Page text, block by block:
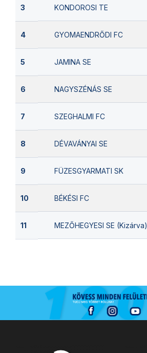
3 KONDOROSI TE
4 GYOMAENDRŐDI FC
5 JAMINA SE
6 NAGYSZÉNÁS SE
7 SZEGHALMI FC
8 DÉVAVÁNYAI SE
9 FÜZESGYARMATI SK
10 BÉKÉSI FC
11 MEZŐHEGYESI SE (Kizárva)